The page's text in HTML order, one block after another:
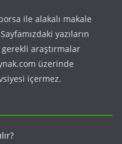
ile alakalı makale
yazıların
araştırmalar
üzerinde
içermez.